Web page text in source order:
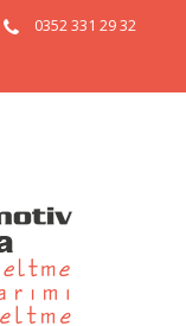
0352 331 29 32